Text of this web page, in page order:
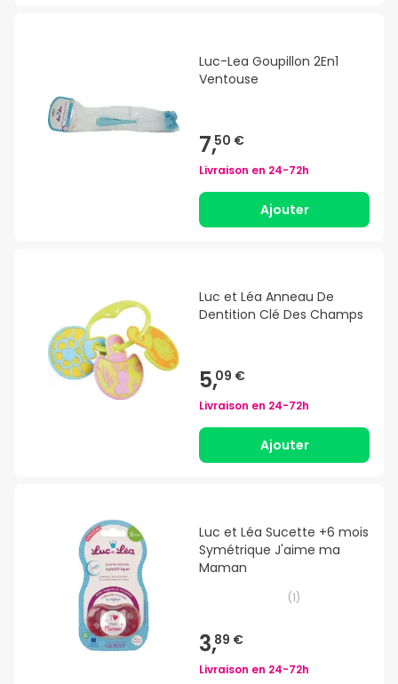
Luc-Lea Goupillon 2En1
Ventouse
7,50 €
Livraison en 24-72h
Ajouter
Luc et Léa Anneau De
Dentition Clé Des Champs
5,09 €
Livraison en 24-72h
Ajouter
Luc et Léa Sucette +6 mois
Symétrique J'aime ma
Maman
(1)
3,89 €
Livraison en 24-72h